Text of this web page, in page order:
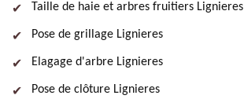
Taille de haie et arbres fruitiers Lignieres
Pose de grillage Lignieres
Elagage d'arbre Lignieres
Pose de clôture Lignieres